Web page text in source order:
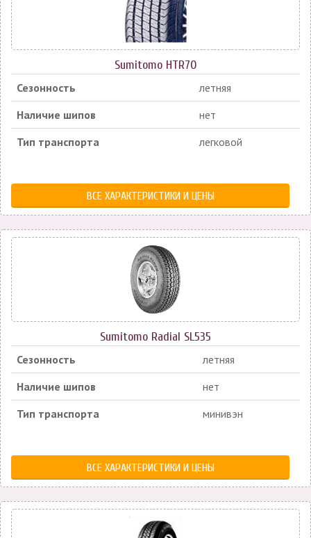
Sumitomo HTR70
Сезонность
летняя
Наличие шипов
нет
Тип транспорта
легковой
ВСЕ ХАРАКТЕРИСТИКИ И ЦЕНЫ
Sumitomo Radial SL535
Сезонность
летняя
Наличие шипов
нет
Тип транспорта
минивэн
ВСЕ ХАРАКТЕРИСТИКИ И ЦЕНЫ